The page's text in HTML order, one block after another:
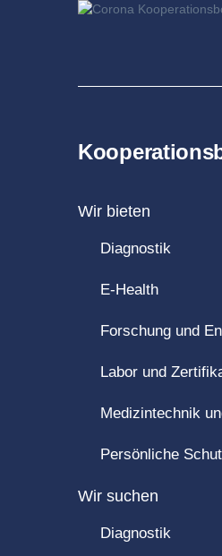
Wir bieten
Diagnostik
E-Health
Forschung und
Labor und
Medizintechnik
Persönliche
Wir suchen
Diagnostik